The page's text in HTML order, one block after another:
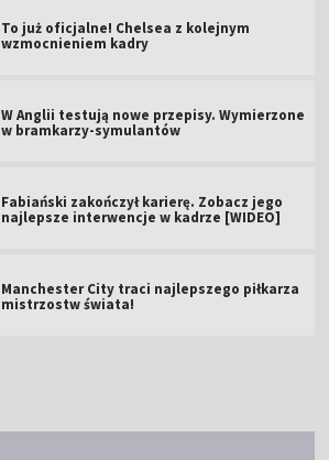
To już oficjalne! Chelsea z kolejnym
wzmocnieniem kadry
W Anglii testują nowe przepisy. Wymierzone
w bramkarzy-symulantów
Fabiański zakończył karierę. Zobacz jego
najlepsze interwencje w kadrze [WIDEO]
Manchester City traci najlepszego piłkarza
mistrzostw świata!